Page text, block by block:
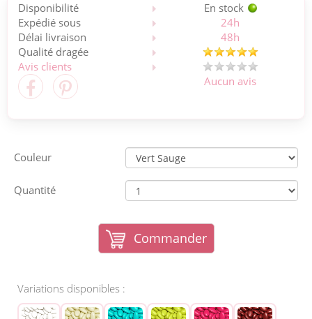
Disponibilité
En stock
Expédié sous
24h
Délai livraison
48h
Qualité dragée
Avis clients
Aucun avis
Couleur
Quantité
Commander
Variations disponibles :